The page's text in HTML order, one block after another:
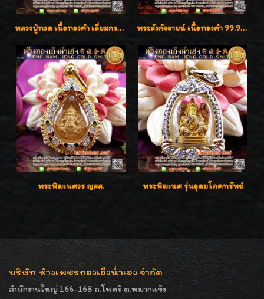
หลวงปู่ทวด เนื้อทองคำ เลี่ยมกรอบทองคำประดับเพชรแท้และพลอยนพเก้า น่ารักมากๆค่ะ พระสังกัจจายน์ เนื้อทองคำ 99.99%
พระพิฆเนศวร ญสส. พระพิฆเนศ รุ่นอุดมโภคทรัพย์
บริษัท ห้างเพชรทองเอ็งน่ำเฮง จำกัด
สำนักงานใหญ่ 166-168 ถ.โพศรี ต.หมากแข้ง